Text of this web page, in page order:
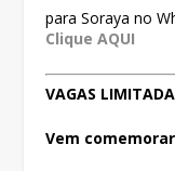
para Soraya no
Clique AQUI
VAGAS
Vem